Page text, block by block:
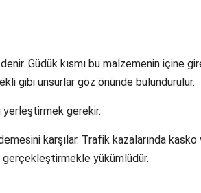
Güdük kısmı bu malzemenin içine
gibi unsurlar göz önünde bulundurulur.
gerekir.
karşılar. Trafik kazalarında kasko
yükümlüdür.